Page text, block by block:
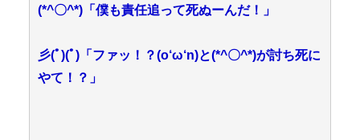
(*^〇^*)「僕も責任追って死ぬーんだ！」
彡(ﾟ)(ﾟ)「ファッ！？(o‘ω‘n)と(*^〇^*)が討ち死に
やて！？」